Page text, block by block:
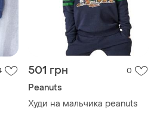
501 грн 0
Peanuts
Худи на мальчика peanuts